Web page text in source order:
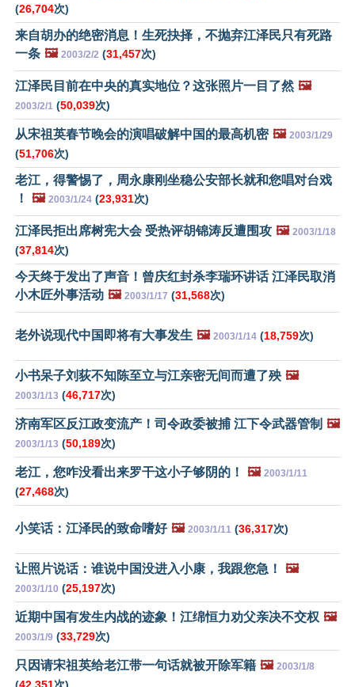
(26,704次)
来自胡办的绝密消息！生死抉择，不抛弃江泽民只有死路
一条 🖼️ 2003/2/2 (31,457次)
江泽民目前在中央的真实地位？这张照片一目了然 🖼️
2003/2/1 (50,039次)
从宋祖英春节晚会的演唱破解中国的最高机密 🖼️ 2003/1/29
(51,706次)
老江，得警惕了，周永康刚坐稳公安部长就和您唱对台戏
！
🖼️ 2003/1/24 (23,931次)
江泽民拒出席树宪大会 受热评胡锦涛反遭围攻 🖼️ 2003/1/18
(37,814次)
今天终于发出了声音！曾庆红封杀李瑞环讲话 江泽民取消
小木匠外事活动 🖼️ 2003/1/17 (31,568次)
老外说现代中国即将有大事发生 🖼️ 2003/1/14 (18,759次)
小书呆子刘荻不知陈至立与江亲密无间而遭了殃 🖼️
2003/1/13 (46,717次)
济南军区反江政变流产！司令政委被捕 江下令武器管制 🖼️
2003/1/13 (50,189次)
老江，您咋没看出来罗干这小子够阴的！ 🖼️ 2003/1/11
(27,468次)
小笑话：江泽民的致命嗜好 🖼️ 2003/1/11 (36,317次)
让照片说话：谁说中国没进入小康，我跟您急！ 🖼️
2003/1/10 (25,197次)
近期中国有发生内战的迹象！江绵恒力劝父亲决不交权 🖼️
2003/1/9 (33,729次)
只因请宋祖英给老江带一句话就被开除军籍 🖼️ 2003/1/8